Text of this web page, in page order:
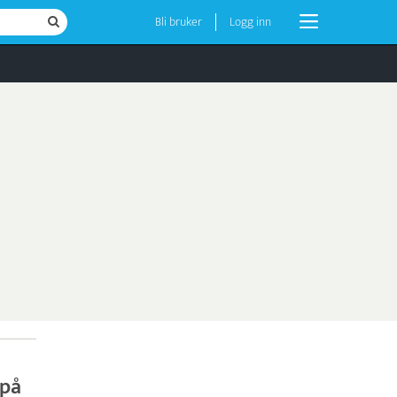
Bli bruker Logg inn